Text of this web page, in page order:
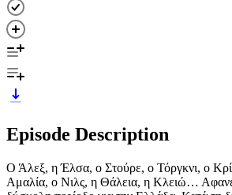
Episode Description
Ο Άλεξ, η Έλσα, ο Στούρε, ο Τόργκνι, ο
Αμαλία, ο Νιλς, η Θάλεια, η Κλειώ…